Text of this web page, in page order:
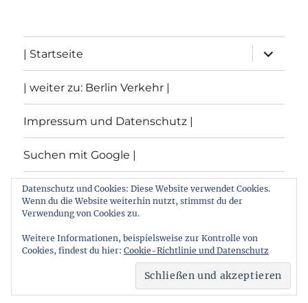
| Startseite
öffnen
| weiter zu: Berlin Verkehr |
Impressum und Datenschutz |
Suchen mit Google |
Themen
Archiv von: Berlin:Verkehr
Stolz präsentiert von
Datenschutz und Cookies: Diese Website verwendet Cookies.
Wenn du die Website weiterhin nutzt, stimmst du der
Verwendung von Cookies zu.
Weitere Informationen, beispielsweise zur Kontrolle von
Cookies, findest du hier: Cookie-Richtlinie und Datenschutz